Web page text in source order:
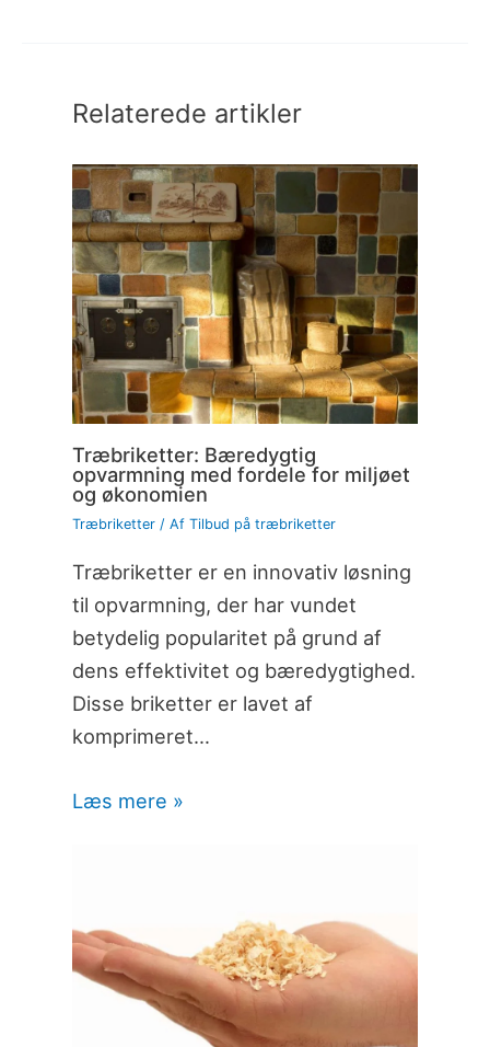
Relaterede artikler
Træbriketter: Bæredygtig
opvarmning med fordele for miljøet
og økonomien
Træbriketter/ Af Tilbud på træbriketter
Træbriketter er en innovativ løsning
til opvarmning, der har vundet
betydelig popularitet på grund af
dens effektivitet og bæredygtighed.
Disse briketter er lavet af
komprimeret…
Læs mere »